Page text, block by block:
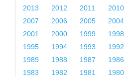
2013
2012 2011 2010
2007
2006 2005 2004
2001
2000 1999 1998
1995
1994 1993 1992
1989
1988 1987 1986
1983
1982 1981 1980